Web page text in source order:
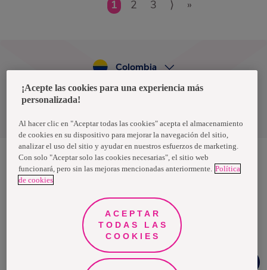
1 2 3 ⟩ »
Política de privacidad de datos
Colombia
Nosotras, una marca de Essity - una compañía global líder en
higiene y salud. Cada día, mil millones de personas, en todo el
propósito es romper barreras por el bienestar en beneficio de
consumidores, pacientes, cuidadores, clientes y la sociedad en
general. Vendemos en aproximadamente 150 países bajo las
principales marcas globales TENA y Tork, así como otras marcas
como Actimove, Cutimed, JOBST, Knix, Leukoplast, Libero, Libresse,
Lotus, Modibodi, Nosotras, Saba, Tempo, TOM Organic y Zewa. En
2024, Essity tuvo ventas de aproximadamente 13 mil millones de
euros y empleó a 36,000 personas. La sede de la compañía está
ubicada en Estocolmo, Suecia, y Essity cotiza en Nasdaq Estocolmo.
¡Acepte las cookies para una experiencia más
personalizada!
Al hacer clic en "Aceptar todas las cookies" acepta el almacenamiento
de cookies en su dispositivo para mejorar la navegación del sitio,
analizar el uso del sitio y ayudar en nuestros esfuerzos de marketing.
Con solo "Aceptar solo las cookies necesarias", el sitio web
funcionará, pero sin las mejoras mencionadas anteriormente. Política
de cookies
ACEPTAR
TODAS LAS
COOKIES